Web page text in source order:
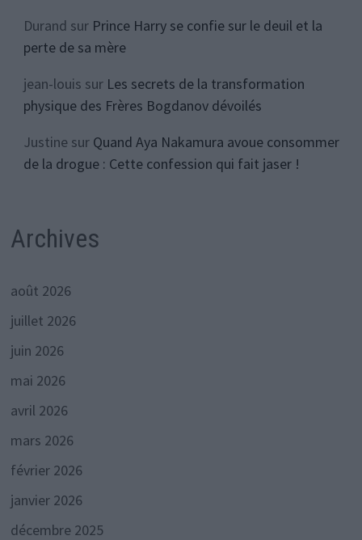
Durand sur Prince Harry se confie sur le deuil et la
perte de sa mère
jean-louis sur Les secrets de la transformation
physique des Frères Bogdanov dévoilés
Justinesur Quand Aya Nakamura avoue consommer
de la drogue : Cette confession qui fait jaser !
Archives
août 2026
juillet 2026
juin 2026
mai 2026
avril 2026
mars 2026
février 2026
janvier 2026
décembre 2025